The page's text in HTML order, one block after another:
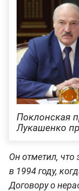
Поклонская
Лукашенко
Он отметил, что
в 1994 году,
Договору о